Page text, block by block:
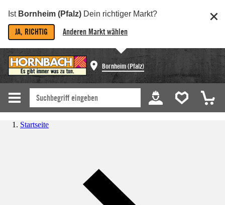
Ist Bornheim (Pfalz) Dein richtiger Markt?
JA, RICHTIG Anderen Markt wählen
Bornheim (Pfalz)
Startseite